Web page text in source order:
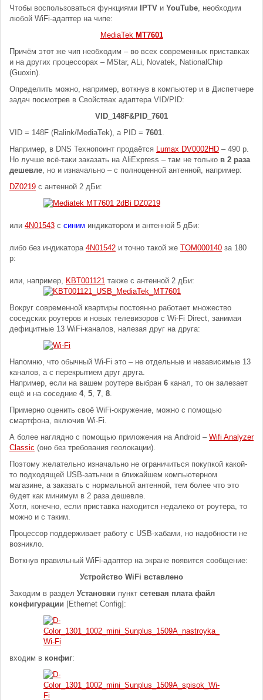
Чтобы воспользоваться функциями IPTV и YouTube, необходим
любой WiFi-адаптер на чипе:
MediaTek MT7601
Причём этот же чип необходим – во всех современных приставках
и на других процессорах – MStar, ALi, Novatek, NationalChip
(Guoxin).
Определить можно, например, воткнув в компьютер и в Диспетчере
задач посмотрев в Свойствах адаптера VID/PID:
VID_148F&PID_7601
VID = 148F (Ralink/MediaTek), а PID = 7601.
Например, в DNS Технопоинт продаётся Lumax DV0002HD – 490 р.
Но лучше всё-таки заказать на AliExpress – там не только в 2 раза
дешевле, но и изначально – с полноценной антенной, например:
DZ0219 с антенной 2 дБи:
или 4N01543 с синим индикатором и антенной 5 дБи:
либо без индикатора 4N01542 и точно такой же TOM000140 за 180
р:
или, например, KBT001121 также с антенной 2 дБи:
Вокруг современной квартиры постоянно работает множество
соседских роутеров и новых телевизоров с Wi-Fi Direct, занимая
дефицитные 13 WiFi-каналов, налезая друг на друга:
Напомню, что обычный Wi-Fi это – не отдельные и независимые 13
каналов, а с перекрытием друг друга.
Например, если на вашем роутере выбран 6 канал, то он залезает
ещё и на соседние 4, 5, 7, 8.
Примерно оценить своё WiFi-окружение, можно с помощью
смартфона, включив Wi-Fi.
А более наглядно с помощью приложения на Android – Wifi Analyzer
Classic (оно без требования геолокации).
Поэтому желательно изначально не ограничиться покупкой какой-
то подходящей USB-затычки в ближайшем компьютерном
магазине, а заказать с нормальной антенной, тем более что это
будет как минимум в 2 раза дешевле.
Хотя, конечно, если приставка находится недалеко от роутера, то
можно и с таким.
Процессор поддерживает работу с USB-хабами, но надобности не
возникло.
Воткнув правильный WiFi-адаптер на экране появится сообщение:
Устройство WiFi вставлено
Заходим в раздел Установки пункт сетевая плата файл
конфигурации [Ethernet Config]:
входим в конфиг: